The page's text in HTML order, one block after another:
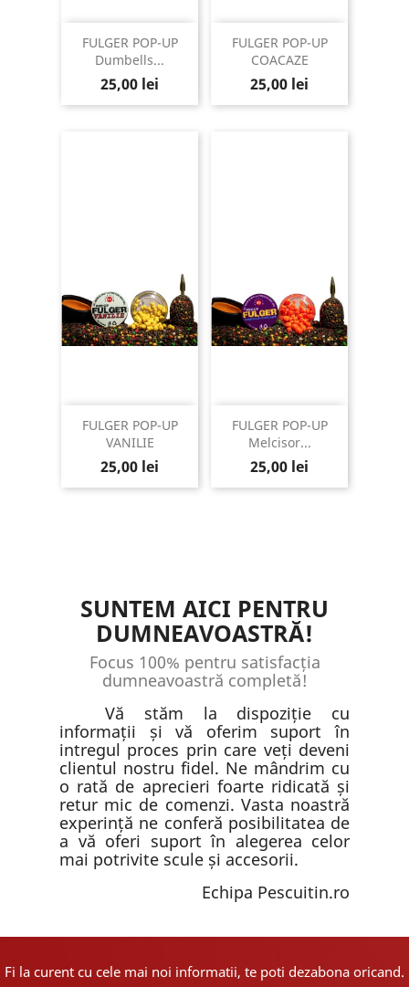
FULGER POP-UP
Dumbells...
Pret
25,00 lei
FULGER POP-UP
COACAZE
Pret
25,00 lei
FULGER POP-UP
VANILIE
Pret
25,00 lei
FULGER POP-UP
Melcisor...
Pret
25,00 lei
SUNTEM AICI PENTRU
DUMNEAVOASTRĂ!
Focus 100% pentru satisfacția
dumneavoastră completă!
Vă stăm la dispoziție cu
informații și vă oferim suport în
intregul proces prin care veți deveni
clientul nostru fidel. Ne mândrim cu
o rată de aprecieri foarte ridicată și
retur mic de comenzi. Vasta noastră
experință ne conferă posibilitatea de
a vă oferi suport în alegerea celor
mai potrivite scule și accesorii.
Echipa Pescuitin.ro
Fi la curent cu cele mai noi informatii, te poti dezabona oricand.